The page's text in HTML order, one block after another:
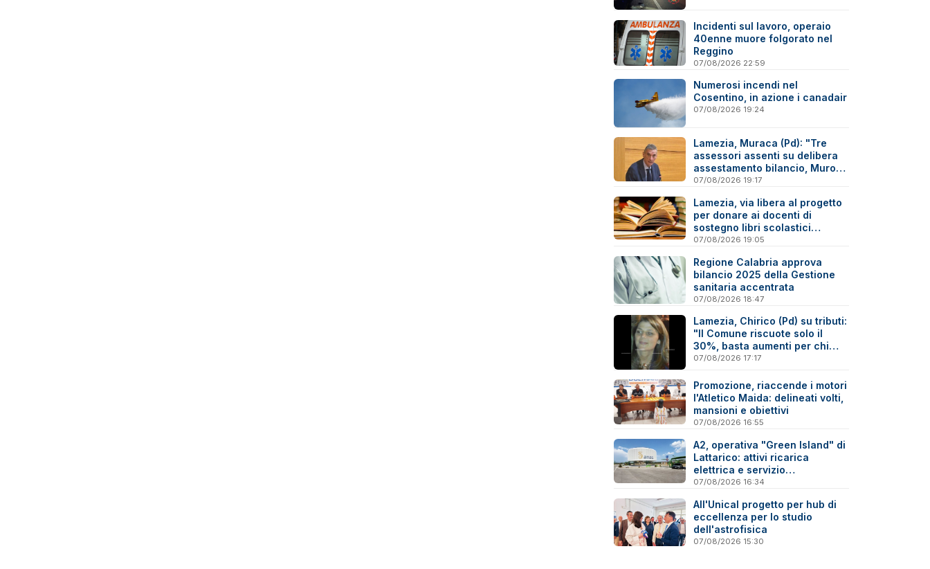
Incidenti sul lavoro, operaio
40enne muore folgorato nel
Reggino
07/08/2026 22:59
Numerosi incendi nel
Cosentino, in azione i canadair
07/08/2026 19:24
Lamezia, Muraca (Pd): "Tre
assessori assenti su delibera
assestamento bilancio, Murone
in difficoltà"
07/08/2026 19:17
Lamezia, via libera al progetto
per donare ai docenti di
sostegno libri scolastici
destinati al macero
07/08/2026 19:05
Regione Calabria approva
bilancio 2025 della Gestione
sanitaria accentrata
07/08/2026 18:47
Lamezia, Chirico (Pd) su tributi:
"Il Comune riscuote solo il
30%, basta aumenti per chi
paga"
07/08/2026 17:17
Promozione, riaccende i motori
l'Atletico Maida: delineati volti,
mansioni e obiettivi
07/08/2026 16:55
A2, operativa "Green Island" di
Lattarico: attivi ricarica
elettrica e servizio
sperimentale di soccorso
07/08/2026 16:34
All'Unical progetto per hub di
eccellenza per lo studio
dell'astrofisica
07/08/2026 15:30